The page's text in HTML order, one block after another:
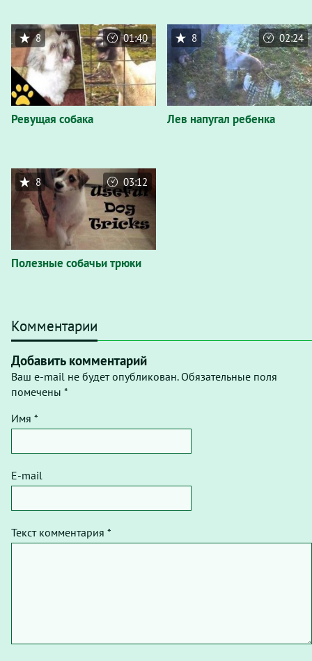
Ревущая собака
8 01:40
Лев напугал ребенка
8 02:24
Полезные собачьи трюки
8 03:12
Комментарии
Добавить комментарий
Ваш e-mail не будет опубликован. Обязательные поля
помечены *
Имя *
E-mail
Текст комментария *